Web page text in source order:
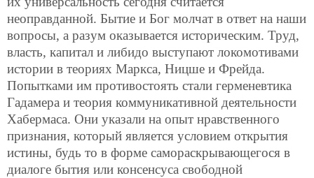
неоправданной. Бытие и Бог молчат в ответ на наши
вопросы, а разум оказывается историческим. Труд,
власть, капитал и либидо выступают локомотивами
истории в теориях Маркса, Ницше и Фрейда.
Попытками им противостоять стали герменевтика
Гадамера и теория коммуникативной деятельности
Хабермаса. Они указали на опыт нравственного
признания, который является условием открытия
истины, будь то в форме самораскрывающегося в
диалоге бытия или консенсуса свободной